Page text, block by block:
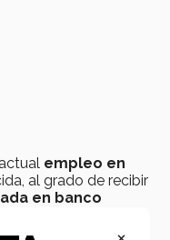
empleo en
al grado de recibir
en banco